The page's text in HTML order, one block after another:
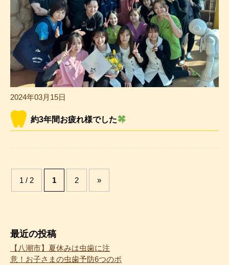
2024年03月15日
約3年間お疲れ様でした
1 / 2 1 2 »
最近の投稿
【八潮市】夏休みは虫歯に注
意！お子さまの虫歯予防6つのポ